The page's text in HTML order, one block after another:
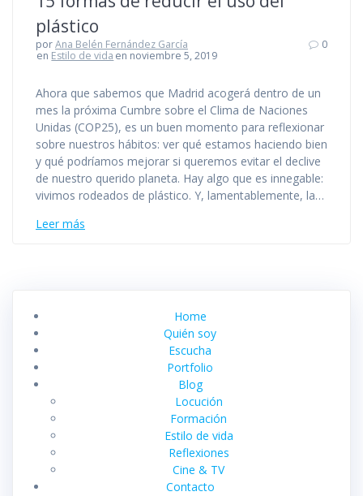
plástico
porAna Belén Fernández García
en Estilo de vida en noviembre 5, 2019
0
Ahora que sabemos que Madrid acogerá dentro de un
mes la próxima Cumbre sobre el Clima de Naciones
Unidas (COP25), es un buen momento para reflexionar
sobre nuestros hábitos: ver qué estamos haciendo bien
y qué podríamos mejorar si queremos evitar el declive
de nuestro querido planeta. Hay algo que es innegable:
vivimos rodeados de plástico. Y, lamentablemente, la…
Leer más
Home
Quién soy
Escucha
Portfolio
Blog
Locución
Formación
Estilo de vida
Reflexiones
Cine & TV
Contacto